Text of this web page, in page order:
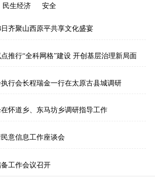
民生经济 安全
齐聚山西原平共享文化盛宴
推行“全科网格”建设 开创基层治理新局面
行会长程瑞金一行在太原古县城调研
怀道乡、东马坊乡调研指导工作
意信息工作座谈会
工作会议召开